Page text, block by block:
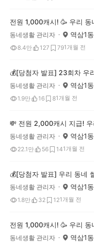
동네생활 관리자 역삼1동
8.4만 127 791개월 전
동네생활 관리자 역삼1동
1.9만 16 81개월 전
동네생활 관리자 역삼1동
22.1만 56 141개월 전
동네생활 관리자 역삼1동
1.8만 32 121개월 전
동네생활 관리자 역삼1동